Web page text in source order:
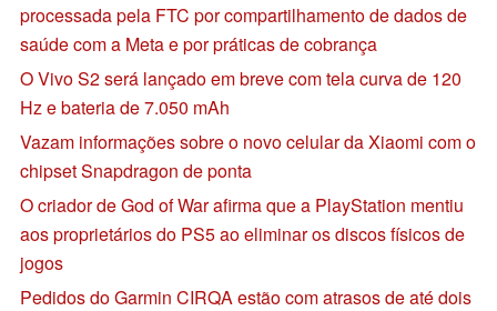
processada pela FTC por compartilhamento de dados de
saúde com a Meta e por práticas de cobrança
O Vivo S2 será lançado em breve com tela curva de 120
Hz e bateria de 7.050 mAh
Vazam informações sobre o novo celular da Xiaomi com o
chipset Snapdragon de ponta
O criador de God of War afirma que a PlayStation mentiu
aos proprietários do PS5 ao eliminar os discos físicos de
jogos
Pedidos do Garmin CIRQA estão com atrasos de até dois